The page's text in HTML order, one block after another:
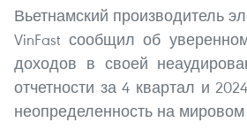
Вьетнамский производитель
VinFast сообщил об
доходов в своей
отчетности за 4 квартал и
неопределенность на